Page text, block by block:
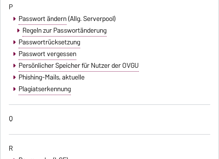
P
Passwort ändern(Allg. Serverpool)
Regeln zur Passwortänderung
Passwortrücksetzung
Passwort vergessen
Persönlicher Speicher für Nutzer der OVGU
Phishing-Mails, aktuelle
Plagiatserkennung
Q
R